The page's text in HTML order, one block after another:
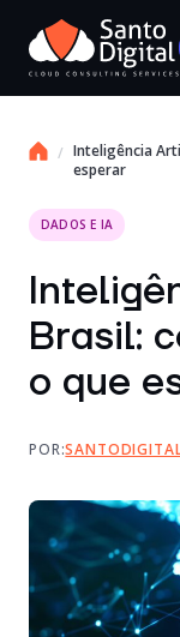
Inteligência
esperar
DADOS E IA
Brasil:
o que
POR: